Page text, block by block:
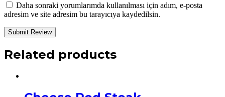
Daha sonraki yorumlarımda kullanılması için adım, e-posta
adresim ve site adresim bu tarayıcıya kaydedilsin.
Related products